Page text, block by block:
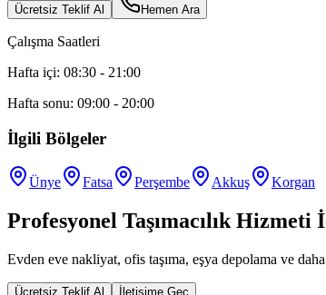
Ücretsiz Teklif Al Hemen Ara
Çalışma Saatleri
Hafta içi: 08:30 - 21:00
Hafta sonu: 09:00 - 20:00
İlgili Bölgeler
Ünye Fatsa Perşembe Akkuş Korgan
Profesyonel Taşımacılık Hizmeti
Evden eve nakliyat, ofis taşıma, eşya depolama ve
Ücretsiz Teklif Al İletişime Geç